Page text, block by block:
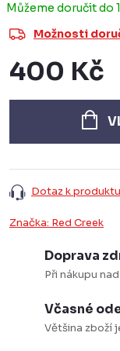
Možnosti
400 Kč
cena:
Dotaz k produktu
Značka: Red Creek
Doprava
Při nákupu
Včasné
Většina zboží